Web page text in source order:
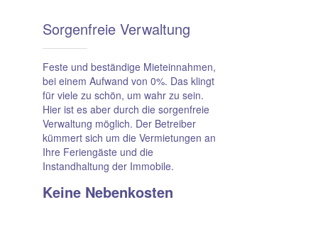
Sorgen­freie Ver­waltung
Feste und beständige Mieteinnahmen,
bei einem Aufwand von 0%. Das klingt
für viele zu schön, um wahr zu sein.
Hier ist es aber durch die sorgenfreie
Verwaltung möglich. Der Betreiber
kümmert sich um die Vermietungen an
Ihre Feriengäste und die
Instandhaltung der Immobile.
Keine Neben­kosten